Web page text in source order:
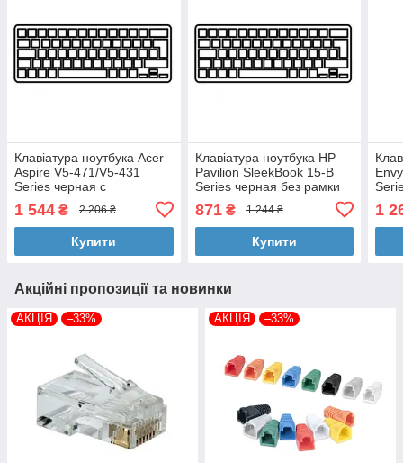
Клавіатура ноутбука Acer
Aspire V5-471/V5-431
Series черная с
подсветкой/без рамки UA
(A43556)
1 544 ₴ 2 206 ₴
Купити
Клавіатура ноутбука HP
Pavilion SleekBook 15-B
Series черная без рамки
871₴ 1 244 ₴
Купити
1
Акційні пропозиції та новинки
АКЦІЯ –33% АКЦІЯ –33%